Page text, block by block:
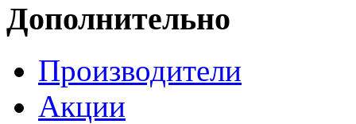
Дополнительно
Производители
Акции